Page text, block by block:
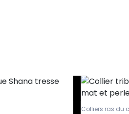
Colliers ras du